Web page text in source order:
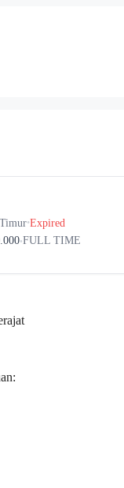
•Expired
•FULL TIME